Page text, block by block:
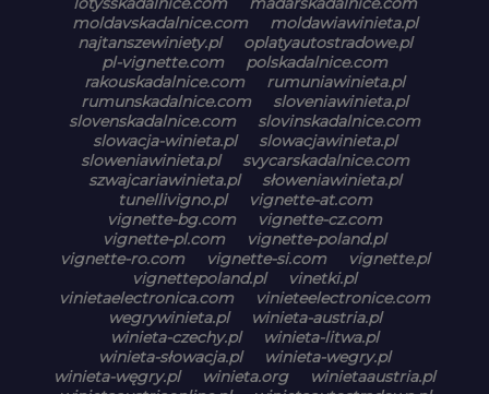
moldavskadalnice.com
moldawiawinieta.pl
najtanszewiniety.pl
oplatyautostradowe.pl
pl-vignette.com
polskadalnice.com
rakouskadalnice.com
rumuniawinieta.pl
rumunskadalnice.com
sloveniawinieta.pl
slovenskadalnice.com
slovinskadalnice.com
slowacja-winieta.pl
slowacjawinieta.pl
sloweniawinieta.pl
svycarskadalnice.com
szwajcariawinieta.pl
słoweniawinieta.pl
tunellivigno.pl
vignette-at.com
vignette-bg.com
vignette-cz.com
vignette-pl.com
vignette-poland.pl
vignette-ro.com
vignette-si.com
vignette.pl
vignettepoland.pl
vinetki.pl
vinietaelectronica.com
vinieteelectronice.com
wegrywinieta.pl
winieta-austria.pl
winieta-czechy.pl
winieta-litwa.pl
winieta-słowacja.pl
winieta-wegry.pl
winieta-węgry.pl
winieta.org
winietaaustria.pl